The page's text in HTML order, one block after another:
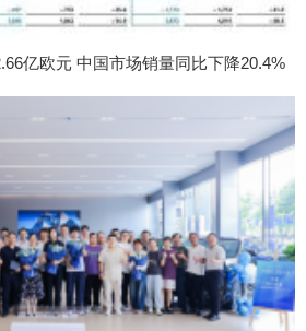
亿欧元 中国市场销量同比下降20.4%